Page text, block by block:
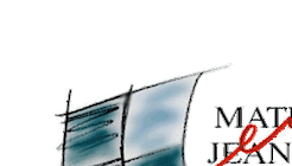
non
identifié